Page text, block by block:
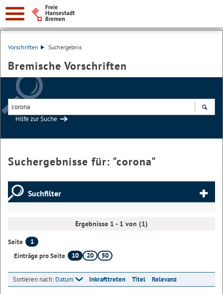
Vorschriften Suchergebnis
Bremische Vorschriften
Hilfe zur Suche
Suchergebnisse für: "corona"
Suchfilter
Ergebnisse 1 - 1 von (1)
Seite
1
Einträge pro Seite
10 20 50
Sortieren nach: Datum Inkrafttreten Titel Relevanz